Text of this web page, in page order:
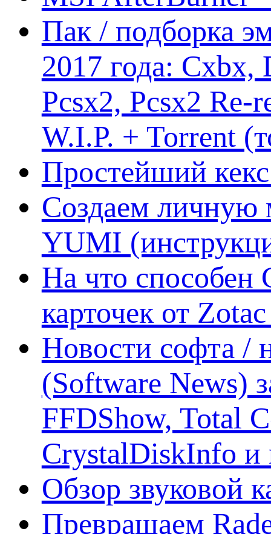
Пак / подборка
2017 года:
Pcsx2, Pcsx2
W.I.P. + Torrent
Простейший кекс
Создаем личную
YUMI
На что способен
карточек от
Новости софта /
(Software News)
FFDShow, Total
CrystalDiskInfo и
Обзор звуковой
Превращаем